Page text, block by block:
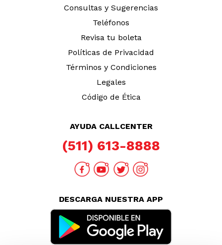
Consultas y Sugerencias
Teléfonos
Revisa tu boleta
Políticas de Privacidad
Términos y Condiciones
Legales
Código de Ética
AYUDA CALLCENTER
(511) 613-8888
DESCARGA NUESTRA APP